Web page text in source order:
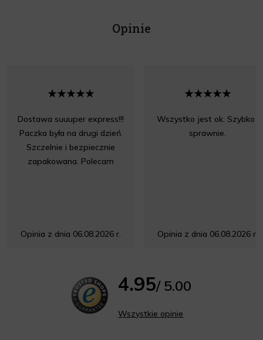
Opinie
Dostawa suuuper express!!!
Paczka była na drugi dzień.
Szczelnie i bezpiecznie
zapakowana. Polecam
Opinia z dnia 06.08.2026 r.
Wszystko jest ok. Szybko i
sprawnie.
Opinia z dnia 06.08.2026 r.
4.95/ 5.00
Wszystkie opinie